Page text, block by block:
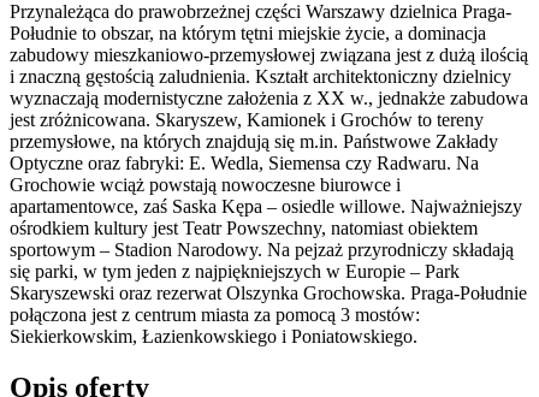
Przynależąca do prawobrzeżnej części Warszawy dzielnica Praga-
Południe to obszar, na którym tętni miejskie życie, a dominacja
zabudowy mieszkaniowo-przemysłowej związana jest z dużą ilością
i znaczną gęstością zaludnienia. Kształt architektoniczny dzielnicy
wyznaczają modernistyczne założenia z XX w., jednakże zabudowa
jest zróżnicowana. Skaryszew, Kamionek i Grochów to tereny
przemysłowe, na których znajdują się m.in. Państwowe Zakłady
Optyczne oraz fabryki: E. Wedla, Siemensa czy Radwaru. Na
Grochowie wciąż powstają nowoczesne biurowce i
apartamentowce, zaś Saska Kępa – osiedle willowe. Najważniejszy
ośrodkiem kultury jest Teatr Powszechny, natomiast obiektem
sportowym – Stadion Narodowy. Na pejzaż przyrodniczy składają
się parki, w tym jeden z najpiękniejszych w Europie – Park
Skaryszewski oraz rezerwat Olszynka Grochowska. Praga-Południe
połączona jest z centrum miasta za pomocą 3 mostów:
Siekierkowskim, Łazienkowskiego i Poniatowskiego.
Opis oferty